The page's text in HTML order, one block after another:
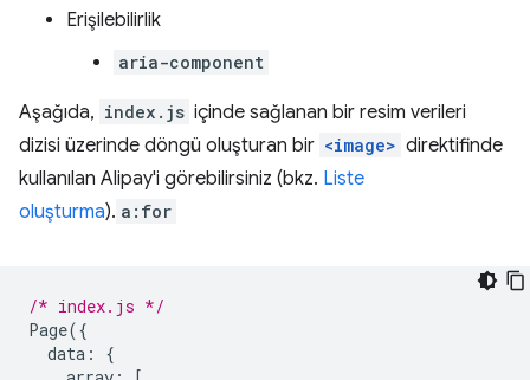
Erişilebilirlik
aria-component
Aşağıda, index.js içinde sağlanan bir resim verileri
dizisi üzerinde döngü oluşturan bir <image> direktifinde
kullanılan Alipay'i görebilirsiniz (bkz. Liste
oluşturma). a:for
/* index.js */
Page({
data :
{